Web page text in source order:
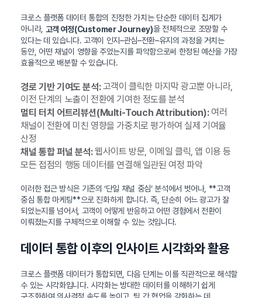
크로스 플랫폼 데이터 통합의 진정한 가치는 단순한 데이터 집계가
아니라, 고객 여정(Customer Journey)을 전체적으로 조망할 수
있다는 데 있습니다. 고객이 인지–관심–전환–유지의 과정을 거치는
동안, 어떤 채널이 영향을 주었는지를 파악함으로써 한정된 예산을 가장
효율적으로 배분할 수 있습니다.
경로 기반 기여도 분석:고객이 클릭한 마지막 광고뿐 아니라,
이전 단계의 노출이 전환에 기여한 정도를 분석
멀티 터치 어트리뷰션(Multi-Touch Attribution):여러
채널이 전환에 미친 영향을 가중치로 평가하여 실제 기여율
산정
채널 통합 퍼널 분석:웹사이트 방문, 이메일 클릭, 앱 이용 등
모든 접점의 행동 데이터를 연결해 일관된 여정 파악
이러한 접근 방식은 기존의 ‘단일 채널 중심’ 분석에서 벗어나, **고객
중심 통합 마케팅**으로 진화하게 합니다. 즉, 단순히 어느 광고가 잘
되었는지를 넘어서, 고객이 어떻게 반응하고 어떤 경험에서 전환이
이뤄졌는지를 구체적으로 이해할 수 있는 것입니다.
데이터 통합 이후의 인사이트 시각화와 활용
크로스 플랫폼 데이터가 통합되면, 다음 단계는 이를 직관적으로 해석할
수 있는 시각화입니다. 시각화는 방대한 데이터를 이해하기 쉽게